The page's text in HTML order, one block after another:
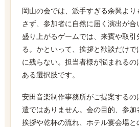
岡山の会では、派手すぎる余興よ
さず、参加者に自然に届く演出が
盛り上がるゲームでは、来賓や取引
る。かといって、挨拶と歓談だけで
に残らない。担当者様が悩まれるの
ある選択肢です。
安田音楽制作事務所がご提案するの
遣ではありません。会の目的、参加
挨拶や乾杯の流れ、ホテル宴会場と